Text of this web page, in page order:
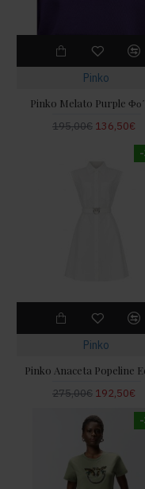
Pinko
Pinko Melato Purple
195,00€ 136,50€
Pinko
275,00€ 192,50€